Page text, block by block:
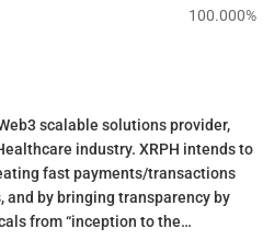
100.000%
scalable solutions provider,
industry. XRPH intends to
fast payments/transactions
by bringing transparency by
from “inception to the
billion dollar counterfeit